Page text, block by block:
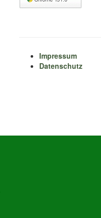
Impressum
Datenschutz